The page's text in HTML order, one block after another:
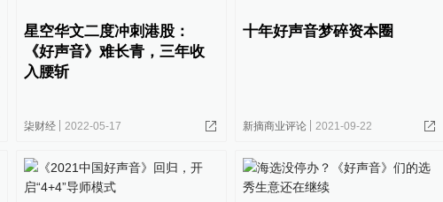
星空华文二度冲刺港股：
《好声音》难长青，三年收
入腰斩
柒财经 2022-05-17
十年好声音梦碎资本圈
新摘商业评论 2021-09-22